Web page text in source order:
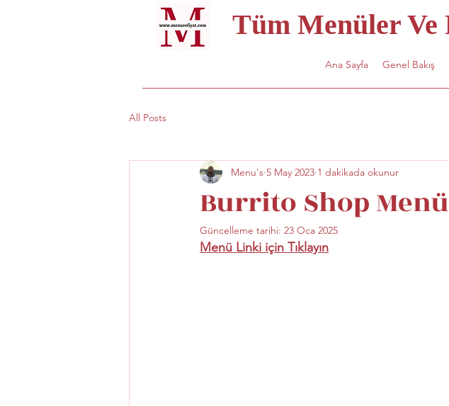
Tüm Menüler Ve
Ana Sayfa Genel Bakış
All Posts
Burrito Shop
Menu's 5 May 2023 1 dakikada okunur
Güncelleme tarihi: 23 Oca 2025
Menü Linki için Tıklayın